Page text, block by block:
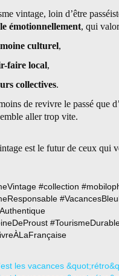
vintage, loin d’être
émotionnellement, qui
culturel,
faire local,
collectives.
de revivre le passé que
aller trop vite.
est le futur de ceux qui
#collection